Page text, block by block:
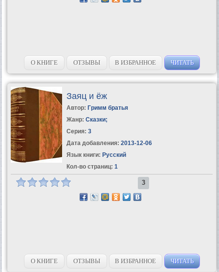
О КНИГЕ ОТЗЫВЫ В ИЗБРАННОЕ ЧИТАТЬ
Заяц и ёж
Автор: Гримм братья
Жанр: Сказки;
Серия: 3
Дата добавления: 2013-12-06
Язык книги: Русский
Кол-во страниц: 1
3
О КНИГЕ ОТЗЫВЫ В ИЗБРАННОЕ ЧИТАТЬ